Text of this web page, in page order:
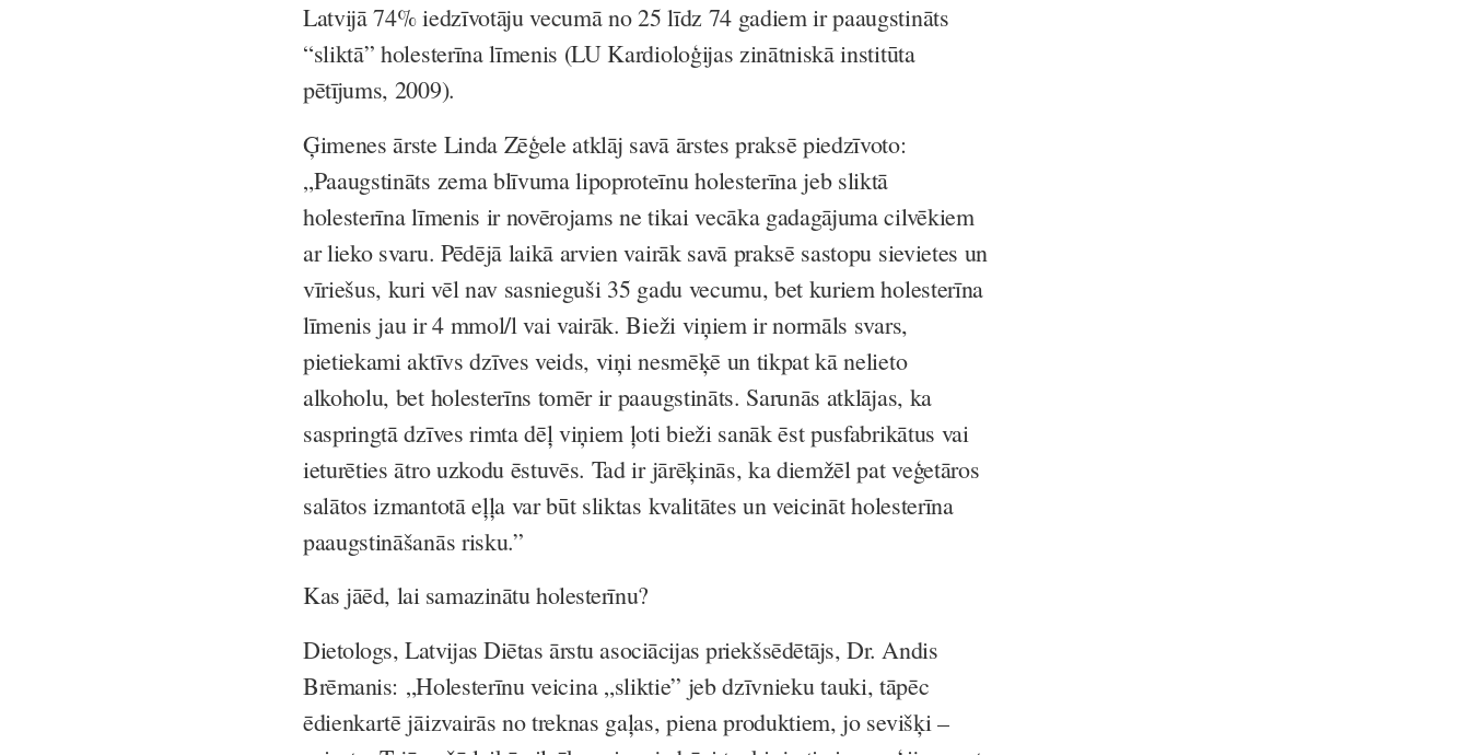
Latvijā 74% iedzīvotāju vecumā no 25 līdz 74 gadiem ir paaugstināts
“sliktā” holesterīna līmenis (LU Kardioloģijas zinātniskā institūta
pētījums, 2009).
Ģimenes ārste Linda Zēģele atklāj savā ārstes praksē piedzīvoto:
„Paaugstināts zema blīvuma lipoproteīnu holesterīna jeb sliktā
holesterīna līmenis ir novērojams ne tikai vecāka gadagājuma cilvēkiem
ar lieko svaru. Pēdējā laikā arvien vairāk savā praksē sastopu sievietes un
vīriešus, kuri vēl nav sasnieguši 35 gadu vecumu, bet kuriem holesterīna
līmenis jau ir 4 mmol/l vai vairāk. Bieži viņiem ir normāls svars,
pietiekami aktīvs dzīves veids, viņi nesmēķē un tikpat kā nelieto
alkoholu, bet holesterīns tomēr ir paaugstināts. Sarunās atklājas, ka
saspringtā dzīves rimta dēļ viņiem ļoti bieži sanāk ēst pusfabrikātus vai
ieturēties ātro uzkodu ēstuvēs. Tad ir jārēķinās, ka diemžēl pat veģetāros
salātos izmantotā eļļa var būt sliktas kvalitātes un veicināt holesterīna
paaugstināšanās risku.”
Kas jāēd, lai samazinātu holesterīnu?
Dietologs, Latvijas Diētas ārstu asociācijas priekšsēdētājs, Dr. Andis
Brēmanis: „Holesterīnu veicina „sliktie” jeb dzīvnieku tauki, tāpēc
ēdienkartē jāizvairās no treknas gaļas, piena produktiem, jo sevišķi –